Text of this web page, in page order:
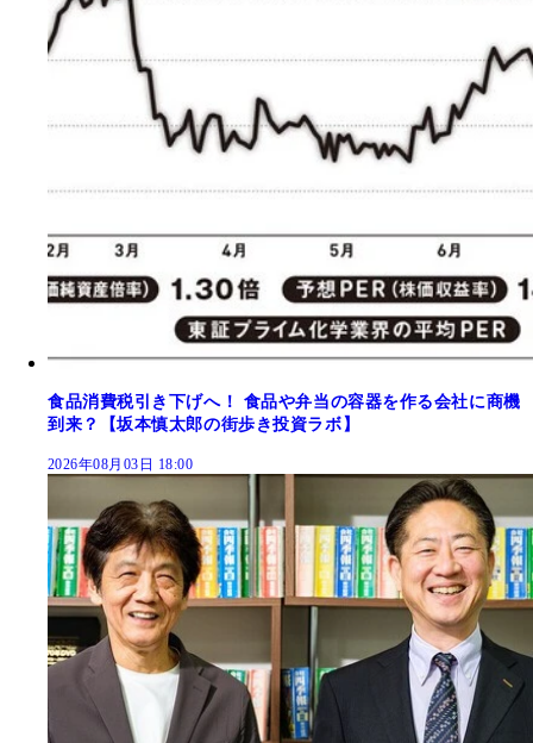
食品消費税引き下げへ！ 食品や弁当の容器を作る会社に商機
到来？【坂本慎太郎の街歩き投資ラボ】
2026年08月03日 18:00